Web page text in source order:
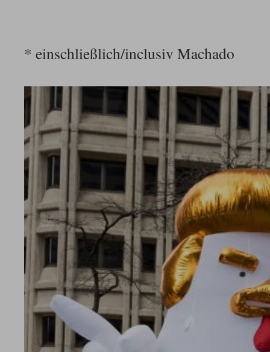
* einschließlich/inclusiv Machado